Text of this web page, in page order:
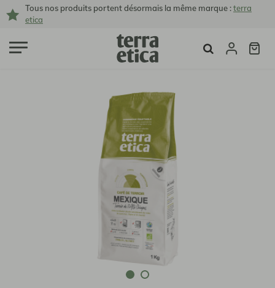
Tous nos produits portent désormais la même marque :terra
etica